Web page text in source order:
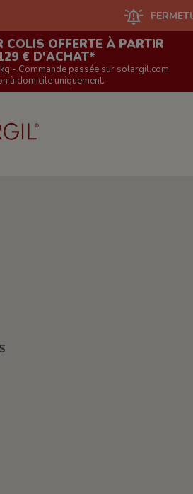
FERMETURE
OFFERTE À PARTIR
€ D'ACHAT*
- Commande passée sur solargil.com
à domicile uniquement.